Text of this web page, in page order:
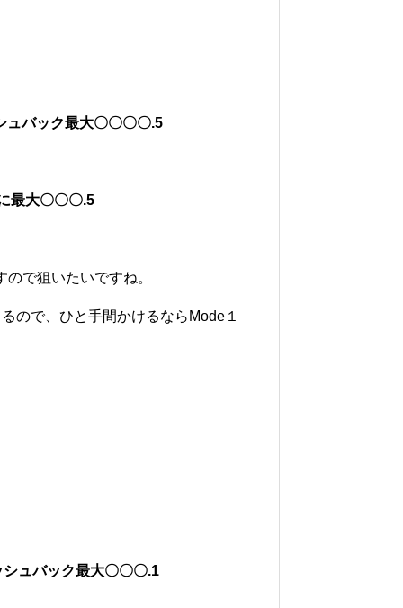
バック最大〇〇〇〇.5
最大〇〇〇.5
で狙いたいですね。
ので、ひと手間かけるならMode１
ュバック最大〇〇〇.1